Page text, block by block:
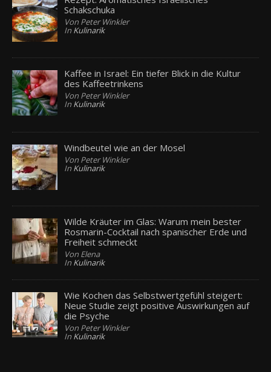
Schakschuka
Von Peter Winkler
In Kulinarik
Kaffee in Israel: Ein tiefer Blick in die Kultur
des Kaffeetrinkens
Von Peter Winkler
In Kulinarik
Windbeutel wie an der Mosel
Von Peter Winkler
In Kulinarik
Wilde Kräuter im Glas: Warum mein bester
Rosmarin-Cocktail nach spanischer Erde und
Freiheit schmeckt
Von Elena
In Kulinarik
Wie Kochen das Selbstwertgefühl steigert:
Neue Studie zeigt positive Auswirkungen auf
die Psyche
Von Peter Winkler
In Kulinarik